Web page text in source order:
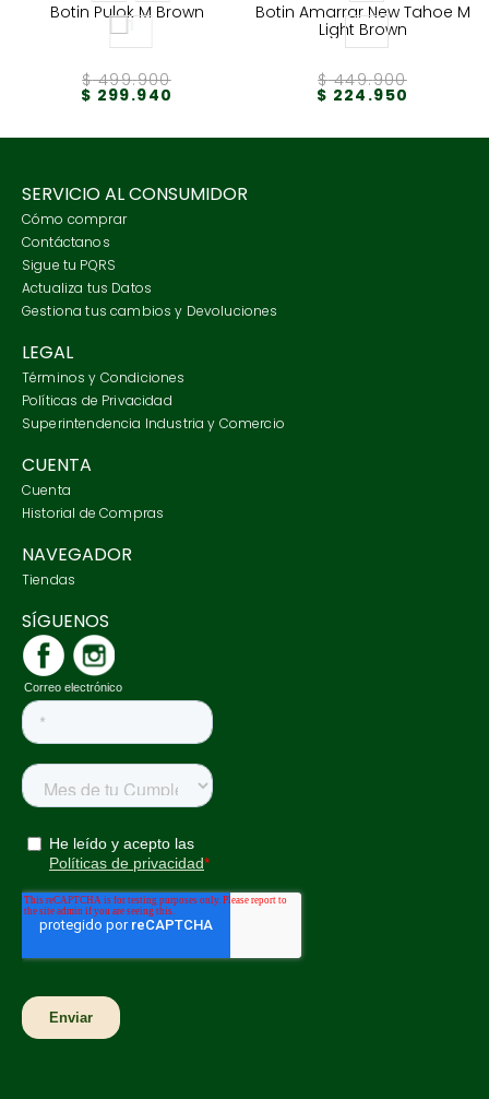
Botin Pulok M Brown
$ 499.900
$ 299.940
Botin Amarrar New Tahoe M
Light Brown
$ 449.900
$ 224 .950
SERVICIO AL CONSUMIDOR
Cómo comprar
Contáctanos
Sigue tu PQRS
Actualiza tus Datos
Gestiona tus cambios y Devoluciones
LEGAL
Términos y Condiciones
Políticas de Privacidad
Superintendencia Industria y Comercio
CUENTA
Cuenta
Historial de Compras
NAVEGADOR
Tiendas
SÍGUENOS